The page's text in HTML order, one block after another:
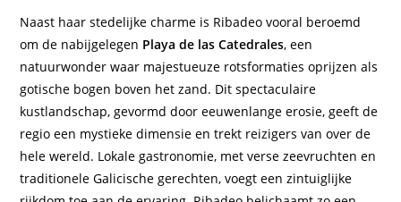
Naast haar stedelijke charme is Ribadeo vooral beroemd
om de nabijgelegen Playa de las Catedrales, een
natuurwonder waar majestueuze rotsformaties oprijzen als
gotische bogen boven het zand. Dit spectaculaire
kustlandschap, gevormd door eeuwenlange erosie, geeft de
regio een mystieke dimensie en trekt reizigers van over de
hele wereld. Lokale gastronomie, met verse zeevruchten en
traditionele Galicische gerechten, voegt een zintuiglijke